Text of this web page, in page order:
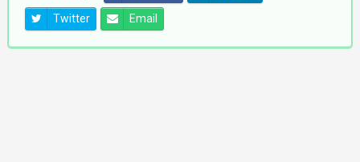
Twitter Email